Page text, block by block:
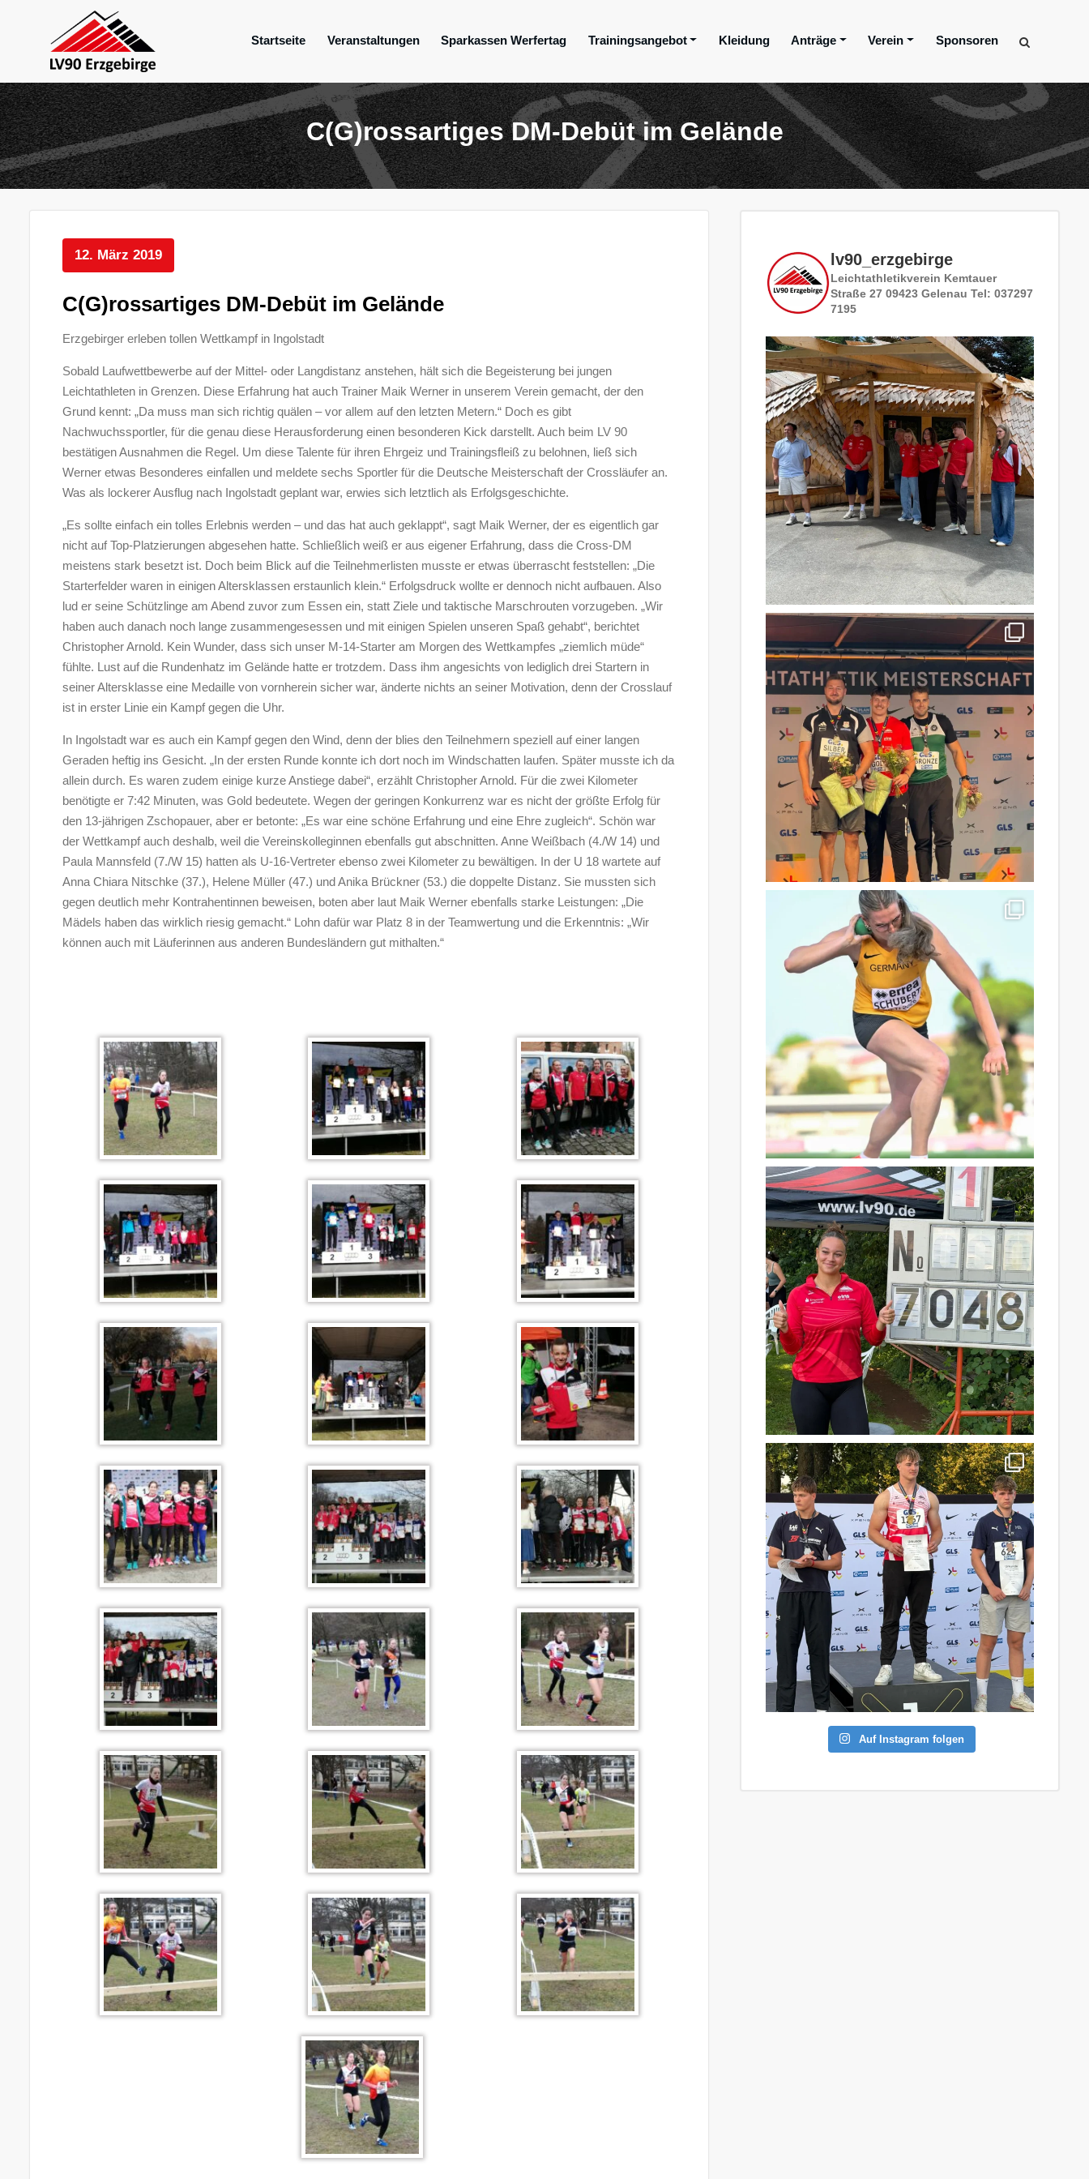
springen
Startseite Veranstaltungen Sparkassen Werfertag Trainingsangebot Kleidung Anträge Verein Sponsoren
C(G)rossartiges DM-Debüt im Gelände
12. März 2019
C(G)rossartiges DM-Debüt im Gelände
Erzgebirger erleben tollen Wettkampf in Ingolstadt
Sobald Laufwettbewerbe auf der Mittel- oder Langdistanz anstehen, hält sich die Begeisterung bei jungen
Leichtathleten in Grenzen. Diese Erfahrung hat auch Trainer Maik Werner in unserem Verein gemacht, der den
Grund kennt: „Da muss man sich richtig quälen – vor allem auf den letzten Metern.“ Doch es gibt
Nachwuchssportler, für die genau diese Herausforderung einen besonderen Kick darstellt. Auch beim LV 90
bestätigen Ausnahmen die Regel. Um diese Talente für ihren Ehrgeiz und Trainingsfleiß zu belohnen, ließ sich
Werner etwas Besonderes einfallen und meldete sechs Sportler für die Deutsche Meisterschaft der Crossläufer an.
Was als lockerer Ausflug nach Ingolstadt geplant war, erwies sich letztlich als Erfolgsgeschichte.
„Es sollte einfach ein tolles Erlebnis werden – und das hat auch geklappt“, sagt Maik Werner, der es eigentlich gar
nicht auf Top-Platzierungen abgesehen hatte. Schließlich weiß er aus eigener Erfahrung, dass die Cross-DM
meistens stark besetzt ist. Doch beim Blick auf die Teilnehmerlisten musste er etwas überrascht feststellen: „Die
Starterfelder waren in einigen Altersklassen erstaunlich klein.“ Erfolgsdruck wollte er dennoch nicht aufbauen. Also
lud er seine Schützlinge am Abend zuvor zum Essen ein, statt Ziele und taktische Marschrouten vorzugeben. „Wir
haben auch danach noch lange zusammengesessen und mit einigen Spielen unseren Spaß gehabt“, berichtet
Christopher Arnold. Kein Wunder, dass sich unser M-14-Starter am Morgen des Wettkampfes „ziemlich müde“
fühlte. Lust auf die Rundenhatz im Gelände hatte er trotzdem. Dass ihm angesichts von lediglich drei Startern in
seiner Altersklasse eine Medaille von vornherein sicher war, änderte nichts an seiner Motivation, denn der Crosslauf
ist in erster Linie ein Kampf gegen die Uhr.
In Ingolstadt war es auch ein Kampf gegen den Wind, denn der blies den Teilnehmern speziell auf einer langen
Geraden heftig ins Gesicht. „In der ersten Runde konnte ich dort noch im Windschatten laufen. Später musste ich da
allein durch. Es waren zudem einige kurze Anstiege dabei“, erzählt Christopher Arnold. Für die zwei Kilometer
benötigte er 7:42 Minuten, was Gold bedeutete. Wegen der geringen Konkurrenz war es nicht der größte Erfolg für
den 13-jährigen Zschopauer, aber er betonte: „Es war eine schöne Erfahrung und eine Ehre zugleich“. Schön war
der Wettkampf auch deshalb, weil die Vereinskolleginnen ebenfalls gut abschnitten. Anne Weißbach (4./W 14) und
Paula Mannsfeld (7./W 15) hatten als U-16-Vertreter ebenso zwei Kilometer zu bewältigen. In der U 18 wartete auf
Anna Chiara Nitschke (37.), Helene Müller (47.) und Anika Brückner (53.) die doppelte Distanz. Sie mussten sich
gegen deutlich mehr Kontrahentinnen beweisen, boten aber laut Maik Werner ebenfalls starke Leistungen: „Die
Mädels haben das wirklich riesig gemacht.“ Lohn dafür war Platz 8 in der Teamwertung und die Erkenntnis: „Wir
können auch mit Läuferinnen aus anderen Bundesländern gut mithalten.“
lv90_erzgebirge
Leichtathletikverein Kemtauer
Straße 27 09423 Gelenau Tel: 037297
7195
Auf Instagram folgen